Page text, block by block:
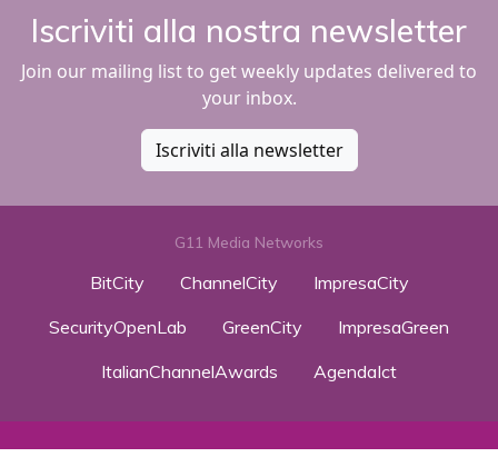
Iscriviti alla nostra newsletter
Join our mailing list to get weekly updates delivered to
your inbox.
Iscriviti alla newsletter
G11 Media Networks
BitCity ChannelCity
ImpresaCity
SecurityOpenLab
GreenCity
ImpresaGreen
ItalianChannelAwards
AgendaIct